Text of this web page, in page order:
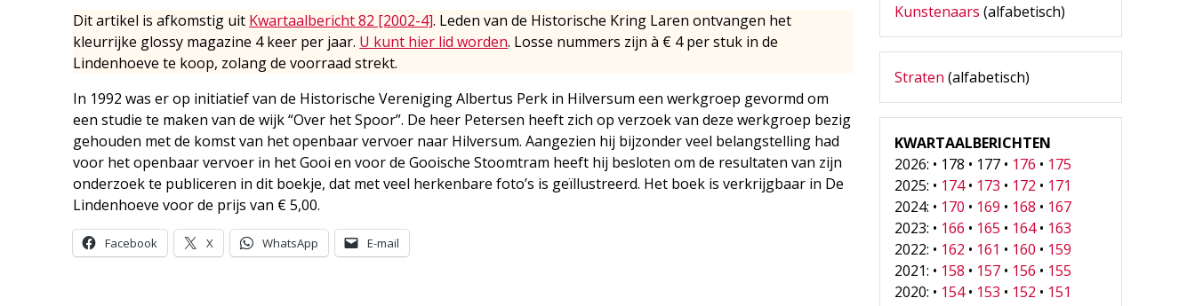
Dit artikel is afkomstig uit Kwartaalbericht 82 [2002-4]. Leden van de Historische Kring Laren ontvangen het
kleurrijke glossy magazine 4 keer per jaar. U kunt hier lid worden. Losse nummers zijn à € 4 per stuk in de
Lindenhoeve te koop, zolang de voorraad strekt.
In 1992 was er op initiatief van de Historische Vereniging Albertus Perk in Hilversum een werkgroep gevormd om
een studie te maken van de wijk “Over het Spoor”. De heer Petersen heeft zich op verzoek van deze werkgroep bezig
gehouden met de komst van het openbaar vervoer naar Hilversum. Aangezien hij bijzonder veel belangstelling had
voor het openbaar vervoer in het Gooi en voor de Gooische Stoomtram heeft hij besloten om de resultaten van zijn
onderzoek te publiceren in dit boekje, dat met veel herkenbare foto’s is geïllustreerd. Het boek is verkrijgbaar in De
Lindenhoeve voor de prijs van € 5,00.
Facebook X WhatsApp E-mail
Kunstenaars (alfabetisch)
Straten (alfabetisch)
KWARTAALBERICHTEN
2026: • 178 • 177 • 176 • 175
2025: • 174• 173 • 172 • 171
2024: • 170 • 169 • 168 • 167
2023: • 166 • 165 • 164• 163
2022: • 162 • 161 • 160 • 159
2021: • 158 • 157 • 156 • 155
2020: • 154• 153 • 152 • 151